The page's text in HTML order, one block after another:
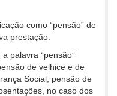
como “pensão” de
prestação.
palavra “pensão”
de velhice e de
Social; pensão de
no caso dos